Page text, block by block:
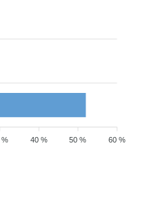
60 %
50 %
40 %
%